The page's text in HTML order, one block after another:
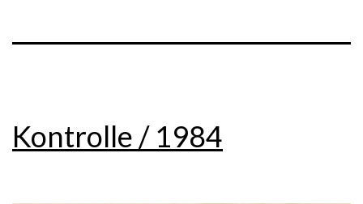
Kontrolle / 1984